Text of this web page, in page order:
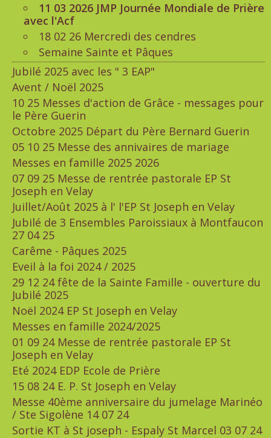
11 03 2026 JMP Journée Mondiale de Prière
avec l'Acf
18 02 26 Mercredi des cendres
Semaine Sainte et Pâques
Jubilé 2025 avec les " 3 EAP"
Avent / Noël 2025
10 25 Messes d'action de Grâce - messages pour
le Père Guerin
Octobre 2025 Départ du Père Bernard Guerin
05 10 25 Messe des annivaires de mariage
Messes en famille 2025 2026
07 09 25 Messe de rentrée pastorale EP St
Joseph en Velay
Juillet/Août 2025 à l' l'EP St Joseph en Velay
Jubilé de 3 Ensembles Paroissiaux à Montfaucon
27 04 25
Carême - Pâques 2025
Eveil à la foi 2024 / 2025
29 12 24 fête de la Sainte Famille - ouverture du
Jubilé 2025
Noël 2024 EP St Joseph en Velay
Messes en famille 2024/2025
01 09 24 Messe de rentrée pastorale EP St
Joseph en Velay
Eté 2024 EDP Ecole de Prière
15 08 24 E. P. St Joseph en Velay
Messe 40ème anniversaire du jumelage Marinéo
/ Ste Sigolène 14 07 24
Sortie KT à St joseph - Espaly St Marcel 03 07 24